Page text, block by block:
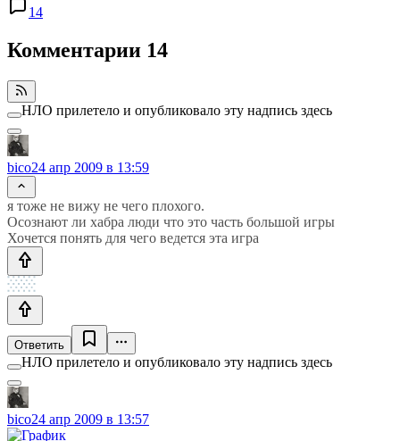
14
Комментарии 14
НЛО прилетело и опубликовало эту надпись здесь
bico24 апр 2009 в 13:59
я тоже не вижу не чего плохого.
Осознают ли хабра люди что это часть большой игры
Хочется понять для чего ведется эта игра
Ответить
НЛО прилетело и опубликовало эту надпись здесь
bico24 апр 2009 в 13:57